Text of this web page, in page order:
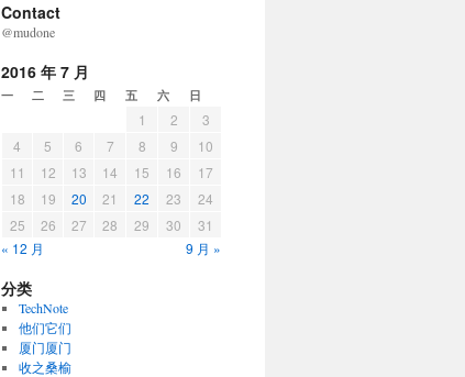
Contact
@mudone
2016 年 7 月
一 二 三 四 五 六 日
1 2
3
4
5 6 7 8 9
10
11
12 13 14 15 16
17
18
19 20 21 22 23
24
25
26 27 28 29 30
31
« 12 月
9 月 »
分类
TechNote
他们它们
厦门厦门
收之桑榆